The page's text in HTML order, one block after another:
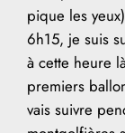
pique les
6h15, je suis
à cette heure
premiers
vais suivre